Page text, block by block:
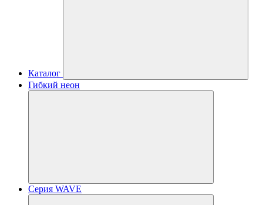
Каталог
Гибкий неон
Серия WAVE